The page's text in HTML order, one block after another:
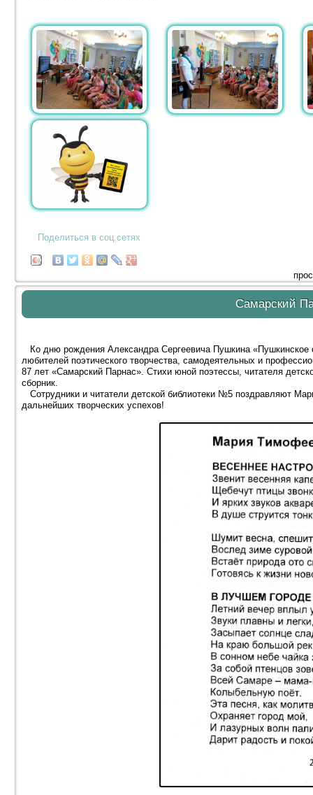
Поделиться в соц.сетях
Самарский
Ко дню рождения Александра Сергеевича Пушкина «Пушкинское
любителей поэтического творчества, самодеятельных и
87 лет «Самарский Парнас». Стихи юной поэтессы, читателя
сборник.
Сотрудники и читатели детской библиотеки №5 поздравляют
дальнейших творческих успехов!